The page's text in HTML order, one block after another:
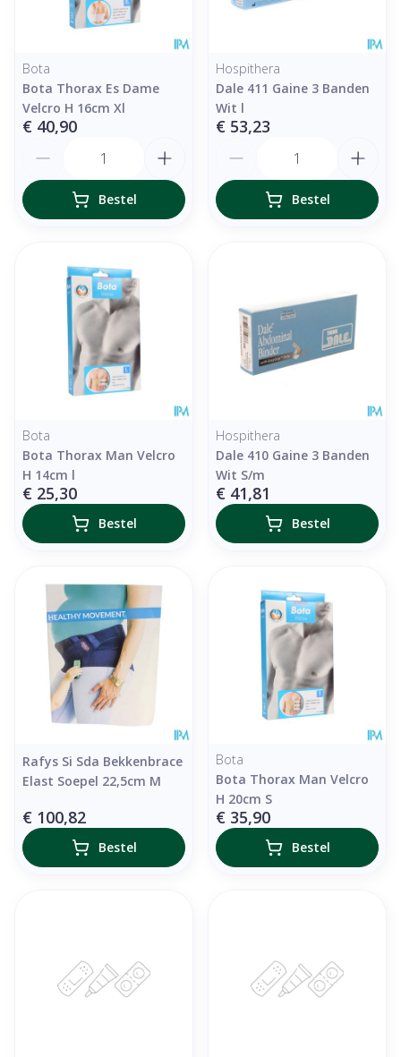
Bota
Bota Thorax Es Dame
Velcro H 16cm Xl
€ 40,90
Bestel
Hospithera
Dale 411 Gaine 3 Banden
Wit l
€ 53,23
Bestel
Bota
Bota Thorax Man Velcro
H 14cm l
€ 25,30
Bestel
Hospithera
Dale 410 Gaine 3 Banden
Wit S/m
€ 41,81
Bestel
Rafys Si Sda Bekkenbrace
Elast Soepel 22,5cm M
€ 100,82
Bestel
Bota
Bota Thorax Man Velcro
H 20cm S
€ 35,90
Bestel